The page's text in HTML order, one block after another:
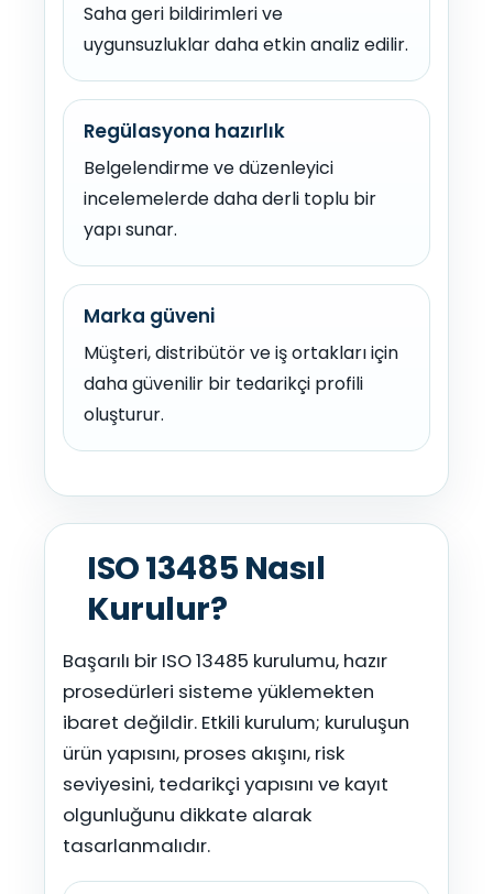
Saha geri bildirimleri ve
uygunsuzluklar daha etkin analiz edilir.
Regülasyona hazırlık
Belgelendirme ve düzenleyici
incelemelerde daha derli toplu bir
yapı sunar.
Marka güveni
Müşteri, distribütör ve iş ortakları için
daha güvenilir bir tedarikçi profili
oluşturur.
ISO 13485 Nasıl
Kurulur?
Başarılı bir ISO 13485 kurulumu, hazır
prosedürleri sisteme yüklemekten
ibaret değildir. Etkili kurulum; kuruluşun
ürün yapısını, proses akışını, risk
seviyesini, tedarikçi yapısını ve kayıt
olgunluğunu dikkate alarak
tasarlanmalıdır.